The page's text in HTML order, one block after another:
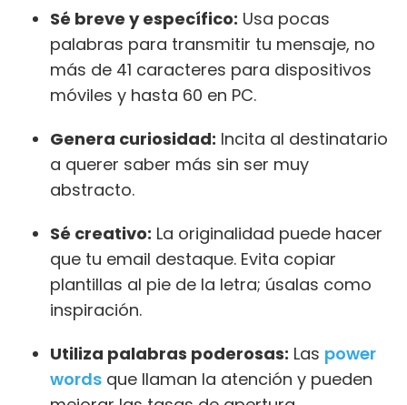
Sé breve y específico: Usa pocas
palabras para transmitir tu mensaje, no
más de 41 caracteres para dispositivos
móviles y hasta 60 en PC.
Genera curiosidad: Incita al destinatario
a querer saber más sin ser muy
abstracto.
Sé creativo: La originalidad puede hacer
que tu email destaque. Evita copiar
plantillas al pie de la letra; úsalas como
inspiración.
Utiliza palabras poderosas: Las power
words que llaman la atención y pueden